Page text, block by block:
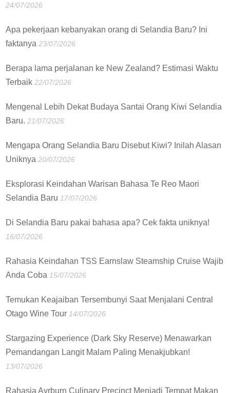
24/07/2026
Apa pekerjaan kebanyakan orang di Selandia Baru? Ini
faktanya 23/07/2026
Berapa lama perjalanan ke New Zealand? Estimasi Waktu
Terbaik 22/07/2026
Mengenal Lebih Dekat Budaya Santai Orang Kiwi Selandia
Baru. 21/07/2026
Mengapa Orang Selandia Baru Disebut Kiwi? Inilah Alasan
Uniknya 20/07/2026
Eksplorasi Keindahan Warisan Bahasa Te Reo Maori
Selandia Baru 17/07/2026
Di Selandia Baru pakai bahasa apa? Cek fakta uniknya!
16/07/2026
Rahasia Keindahan TSS Earnslaw Steamship Cruise Wajib
Anda Coba 15/07/2026
Temukan Keajaiban Tersembunyi Saat Menjalani Central
Otago Wine Tour 14/07/2026
Stargazing Experience (Dark Sky Reserve) Menawarkan
Pemandangan Langit Malam Paling Menakjubkan!
13/07/2026
Rahasia Ayrburn Culinary Precinct Menjadi Tempat Makan